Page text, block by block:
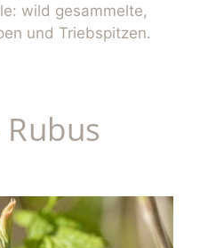
wild gesammelte,
und Triebspitzen.